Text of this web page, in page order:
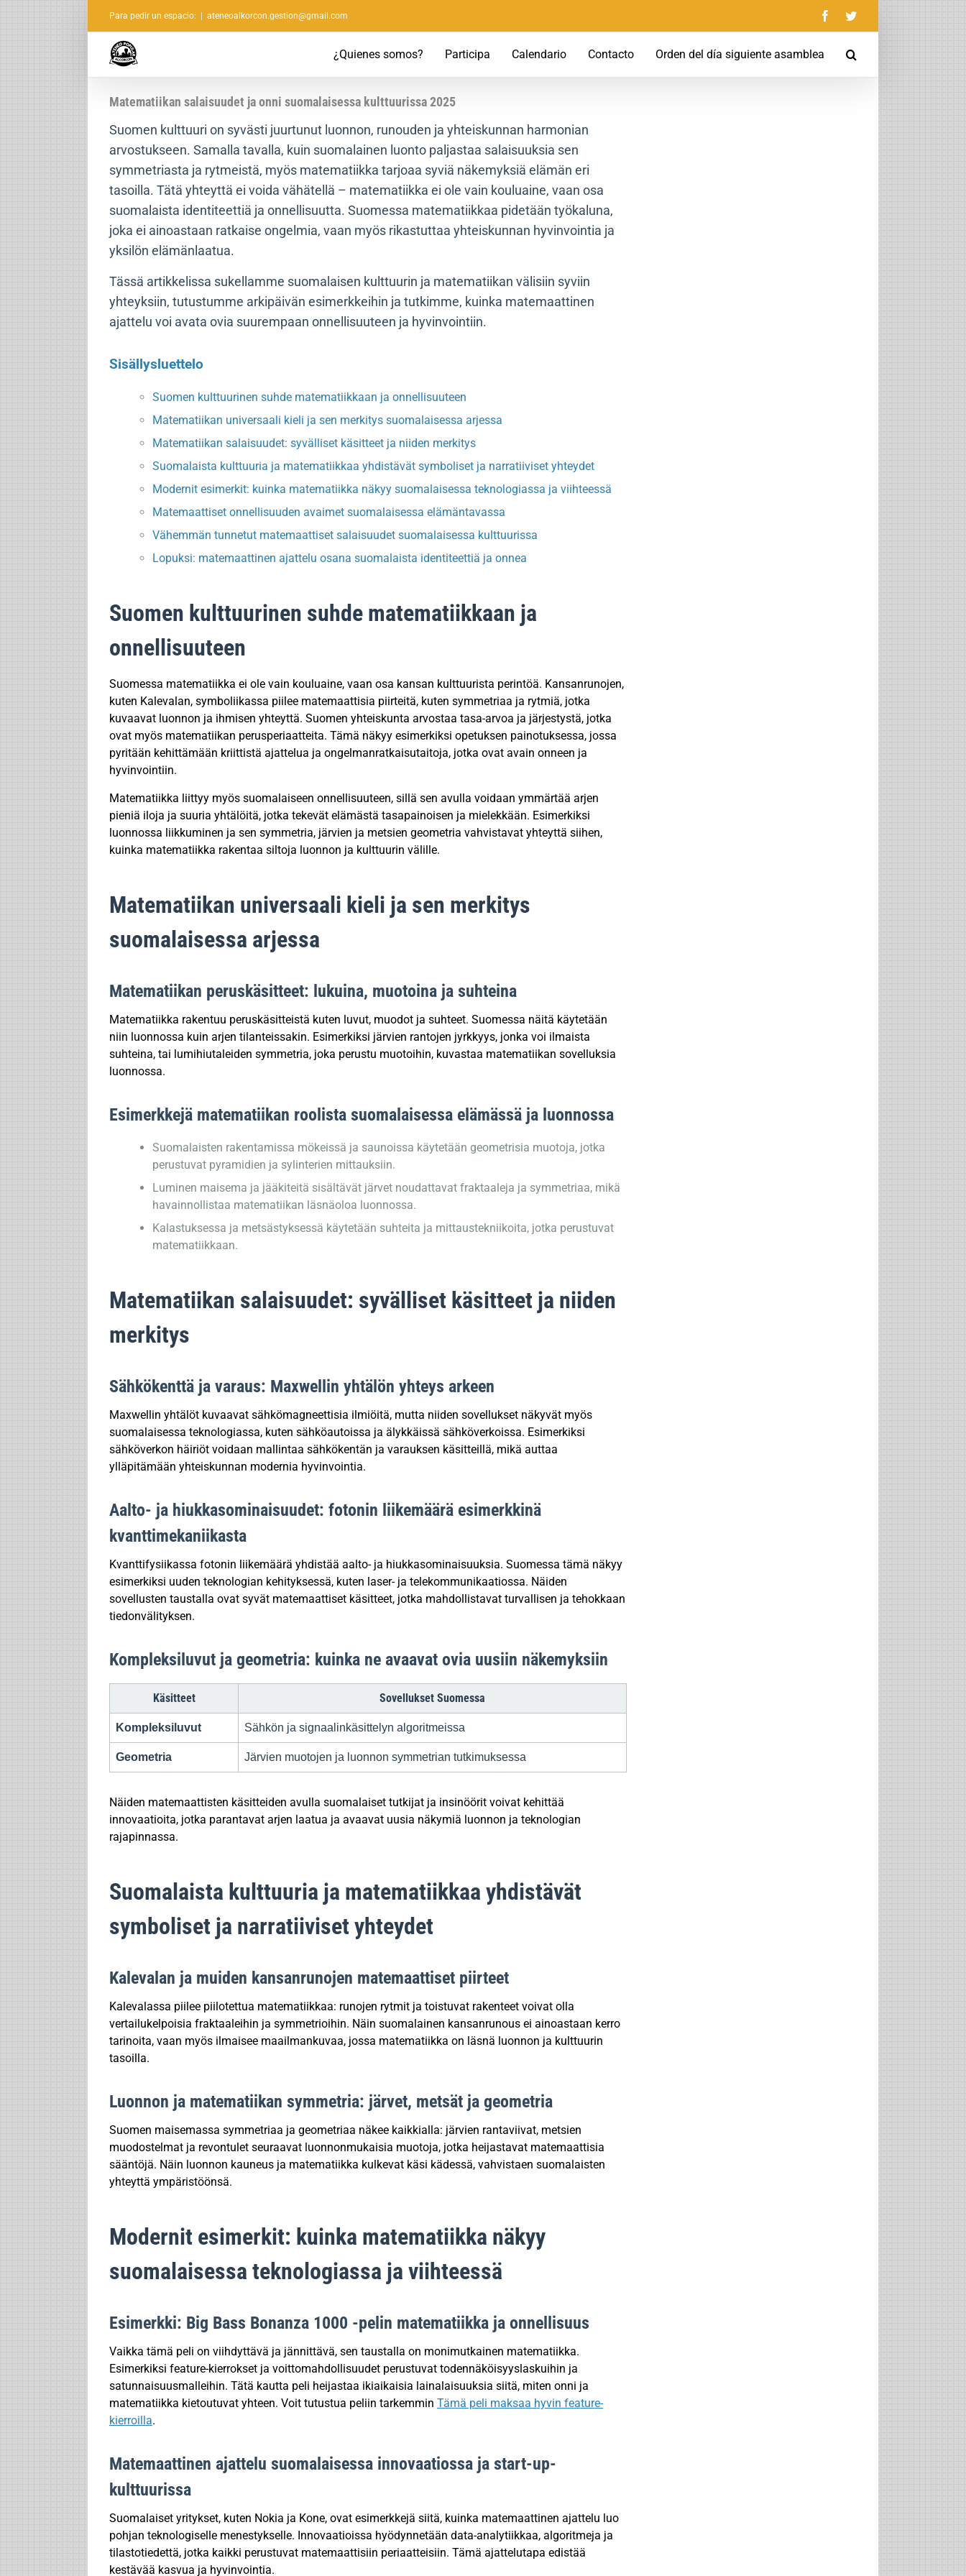
Saltar
al
contenido
Para pedir un espacio: ateneoalkorcon.gestion@gmail.com FacebookTwitter
¿Quienes somos? Participa Calendario Contacto Orden del día siguiente asamblea
Matematiikan salaisuudet ja onni suomalaisessa kulttuurissa 2025
Suomen kulttuuri on syvästi juurtunut luonnon, runouden ja yhteiskunnan harmonian
arvostukseen. Samalla tavalla, kuin suomalainen luonto paljastaa salaisuuksia sen
symmetriasta ja rytmeistä, myös matematiikka tarjoaa syviä näkemyksiä elämän eri
tasoilla. Tätä yhteyttä ei voida vähätellä – matematiikka ei ole vain kouluaine, vaan osa
suomalaista identiteettiä ja onnellisuutta. Suomessa matematiikkaa pidetään työkaluna,
joka ei ainoastaan ratkaise ongelmia, vaan myös rikastuttaa yhteiskunnan hyvinvointia ja
yksilön elämänlaatua.
Tässä artikkelissa sukellamme suomalaisen kulttuurin ja matematiikan välisiin syviin
yhteyksiin, tutustumme arkipäivän esimerkkeihin ja tutkimme, kuinka matemaattinen
ajattelu voi avata ovia suurempaan onnellisuuteen ja hyvinvointiin.
Sisällysluettelo
Suomen kulttuurinen suhde matematiikkaan ja onnellisuuteen
Matematiikan universaali kieli ja sen merkitys suomalaisessa arjessa
Matematiikan salaisuudet: syvälliset käsitteet ja niiden merkitys
Suomalaista kulttuuria ja matematiikkaa yhdistävät symboliset ja narratiiviset yhteydet
Modernit esimerkit: kuinka matematiikka näkyy suomalaisessa teknologiassa ja viihteessä
Matemaattiset onnellisuuden avaimet suomalaisessa elämäntavassa
Vähemmän tunnetut matemaattiset salaisuudet suomalaisessa kulttuurissa
Lopuksi: matemaattinen ajattelu osana suomalaista identiteettiä ja onnea
Suomen kulttuurinen suhde matematiikkaan ja
onnellisuuteen
Suomessa matematiikka ei ole vain kouluaine, vaan osa kansan kulttuurista perintöä. Kansanrunojen,
kuten Kalevalan, symboliikassa piilee matemaattisia piirteitä, kuten symmetriaa ja rytmiä, jotka
kuvaavat luonnon ja ihmisen yhteyttä. Suomen yhteiskunta arvostaa tasa-arvoa ja järjestystä, jotka
ovat myös matematiikan perusperiaatteita. Tämä näkyy esimerkiksi opetuksen painotuksessa, jossa
pyritään kehittämään kriittistä ajattelua ja ongelmanratkaisutaitoja, jotka ovat avain onneen ja
hyvinvointiin.
Matematiikka liittyy myös suomalaiseen onnellisuuteen, sillä sen avulla voidaan ymmärtää arjen
pieniä iloja ja suuria yhtälöitä, jotka tekevät elämästä tasapainoisen ja mielekkään. Esimerkiksi
luonnossa liikkuminen ja sen symmetria, järvien ja metsien geometria vahvistavat yhteyttä siihen,
kuinka matematiikka rakentaa siltoja luonnon ja kulttuurin välille.
Matematiikan universaali kieli ja sen merkitys
suomalaisessa arjessa
Matematiikan peruskäsitteet: lukuina, muotoina ja suhteina
Matematiikka rakentuu peruskäsitteistä kuten luvut, muodot ja suhteet. Suomessa näitä käytetään
niin luonnossa kuin arjen tilanteissakin. Esimerkiksi järvien rantojen jyrkkyys, jonka voi ilmaista
suhteina, tai lumihiutaleiden symmetria, joka perustu muotoihin, kuvastaa matematiikan sovelluksia
luonnossa.
Esimerkkejä matematiikan roolista suomalaisessa elämässä ja luonnossa
Suomalaisten rakentamissa mökeissä ja saunoissa käytetään geometrisia muotoja, jotka
perustuvat pyramidien ja sylinterien mittauksiin.
Luminen maisema ja jääkiteitä sisältävät järvet noudattavat fraktaaleja ja symmetriaa, mikä
havainnollistaa matematiikan läsnäoloa luonnossa.
Kalastuksessa ja metsästyksessä käytetään suhteita ja mittaustekniikoita, jotka perustuvat
matematiikkaan.
Matematiikan salaisuudet: syvälliset käsitteet ja niiden
merkitys
Sähkökenttä ja varaus: Maxwellin yhtälön yhteys arkeen
Maxwellin yhtälöt kuvaavat sähkömagneettisia ilmiöitä, mutta niiden sovellukset näkyvät myös
suomalaisessa teknologiassa, kuten sähköautoissa ja älykkäissä sähköverkoissa. Esimerkiksi
sähköverkon häiriöt voidaan mallintaa sähkökentän ja varauksen käsitteillä, mikä auttaa
ylläpitämään yhteiskunnan modernia hyvinvointia.
Aalto- ja hiukkasominaisuudet: fotonin liikemäärä esimerkkinä
kvanttimekaniikasta
Kvanttifysiikassa fotonin liikemäärä yhdistää aalto- ja hiukkasominaisuuksia. Suomessa tämä näkyy
esimerkiksi uuden teknologian kehityksessä, kuten laser- ja telekommunikaatiossa. Näiden
sovellusten taustalla ovat syvät matemaattiset käsitteet, jotka mahdollistavat turvallisen ja tehokkaan
tiedonvälityksen.
Kompleksiluvut ja geometria: kuinka ne avaavat ovia uusiin näkemyksiin
Käsitteet Sovellukset Suomessa
Kompleksiluvut Sähkön ja signaalinkäsittelyn algoritmeissa
Geometria Järvien muotojen ja luonnon symmetrian tutkimuksessa
Näiden matemaattisten käsitteiden avulla suomalaiset tutkijat ja insinöörit voivat kehittää
innovaatioita, jotka parantavat arjen laatua ja avaavat uusia näkymiä luonnon ja teknologian
rajapinnassa.
Suomalaista kulttuuria ja matematiikkaa yhdistävät
symboliset ja narratiiviset yhteydet
Kalevalan ja muiden kansanrunojen matemaattiset piirteet
Kalevalassa piilee piilotettua matematiikkaa: runojen rytmit ja toistuvat rakenteet voivat olla
vertailukelpoisia fraktaaleihin ja symmetrioihin. Näin suomalainen kansanrunous ei ainoastaan kerro
tarinoita, vaan myös ilmaisee maailmankuvaa, jossa matematiikka on läsnä luonnon ja kulttuurin
tasoilla.
Luonnon ja matematiikan symmetria: järvet, metsät ja geometria
Suomen maisemassa symmetriaa ja geometriaa näkee kaikkialla: järvien rantaviivat, metsien
muodostelmat ja revontulet seuraavat luonnonmukaisia muotoja, jotka heijastavat matemaattisia
sääntöjä. Näin luonnon kauneus ja matematiikka kulkevat käsi kädessä, vahvistaen suomalaisten
yhteyttä ympäristöönsä.
Modernit esimerkit: kuinka matematiikka näkyy
suomalaisessa teknologiassa ja viihteessä
Esimerkki: Big Bass Bonanza 1000 -pelin matematiikka ja onnellisuus
Vaikka tämä peli on viihdyttävä ja jännittävä, sen taustalla on monimutkainen matematiikka.
Esimerkiksi feature-kierrokset ja voittomahdollisuudet perustuvat todennäköisyyslaskuihin ja
satunnaisuusmalleihin. Tätä kautta peli heijastaa ikiaikaisia lainalaisuuksia siitä, miten onni ja
matematiikka kietoutuvat yhteen. Voit tutustua peliin tarkemmin Tämä peli maksaa hyvin feature-
kierroilla.
Matemaattinen ajattelu suomalaisessa innovaatiossa ja start-up-
kulttuurissa
Suomalaiset yritykset, kuten Nokia ja Kone, ovat esimerkkejä siitä, kuinka matemaattinen ajattelu luo
pohjan teknologiselle menestykselle. Innovaatioissa hyödynnetään data-analytiikkaa, algoritmeja ja
tilastotiedettä, jotka kaikki perustuvat matemaattisiin periaatteisiin. Tämä ajattelutapa edistää
kestävää kasvua ja hyvinvointia.